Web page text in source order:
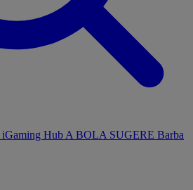
iGaming Hub A BOLA SUGERE Barba